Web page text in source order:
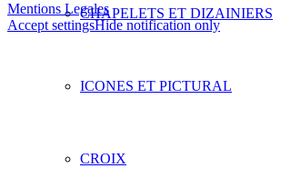
CHAPELETS ET DIZAINIERS
ICONES ET PICTURAL
CROIX
Mentions Legales
Accept settingsHide notification only